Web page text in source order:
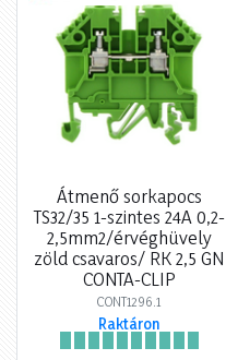
Átmenő sorkapocs
TS32/35 1-szintes 24A 0,2-
2,5mm2/érvéghüvely
zöld csavaros/ RK 2,5 GN
CONTA-CLIP
CONT1296.1
Raktáron